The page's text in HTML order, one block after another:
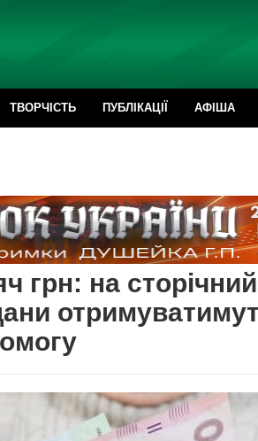
ТВОРЧІСТЬ ПУБЛІКАЦІЇ АФІША
грн: на сторічний